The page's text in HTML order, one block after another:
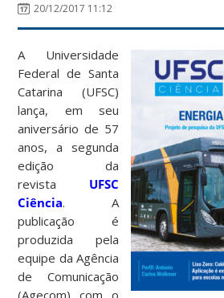
20/12/2017 11:12
A Universidade
Federal de Santa
Catarina (UFSC)
lança, em seu
aniversário de 57
anos, a segunda
edição da
revista UFSC
Ciência. A
publicação é
produzida pela
equipe da Agência
de Comunicação
(Agecom) com o